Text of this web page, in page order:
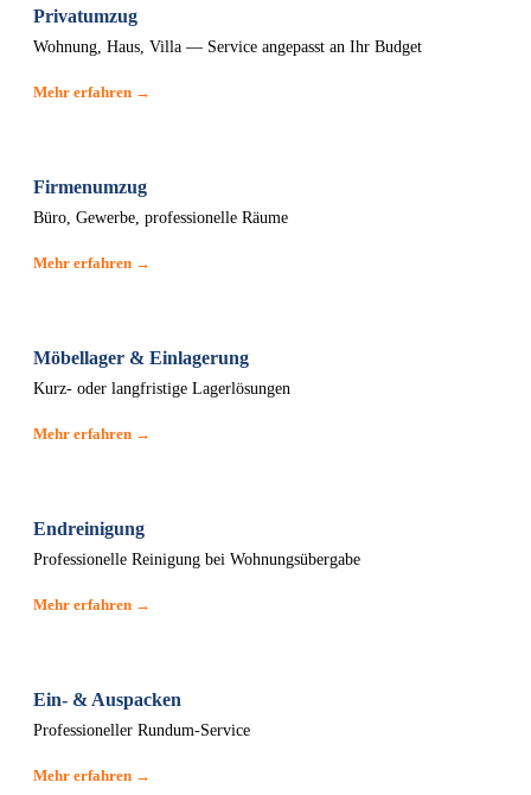
Privatumzug
Wohnung, Haus, Villa — Service angepasst an Ihr Budget
Mehr erfahren →
Firmenumzug
Büro, Gewerbe, professionelle Räume
Mehr erfahren →
Möbellager & Einlagerung
Kurz- oder langfristige Lagerlösungen
Mehr erfahren →
Endreinigung
Professionelle Reinigung bei Wohnungsübergabe
Mehr erfahren →
Ein- & Auspacken
Professioneller Rundum-Service
Mehr erfahren →